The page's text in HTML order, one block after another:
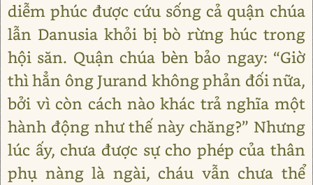
diễm phúc được cứu sống cả quận chúa
lẫn Danusia khỏi bị bò rừng húc trong
hội săn. Quận chúa bèn bảo ngay: “Giờ
thì hẳn ông Jurand không phản đối nữa,
bởi vì còn cách nào khác trả nghĩa một
hành động như thế này chăng?” Nhưng
lúc ấy, chưa được sự cho phép của thân
phụ nàng là ngài, cháu vẫn chưa thể